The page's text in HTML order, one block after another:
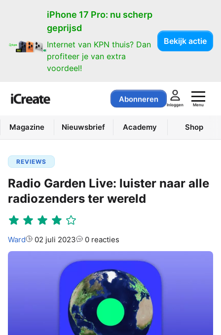
iPhone 17 Pro: nu scherp
geprijsd
Internet van KPN thuis? Dan
profiteer je van extra
voordeel!
Bekijk actie
Abonneren
Inloggen Menu
Magazine Nieuwsbrief Academy Shop
REVIEWS
Radio Garden Live: luister naar alle
radiozenders ter wereld
Auteur:
Ward 02 juli 2023 0 reacties